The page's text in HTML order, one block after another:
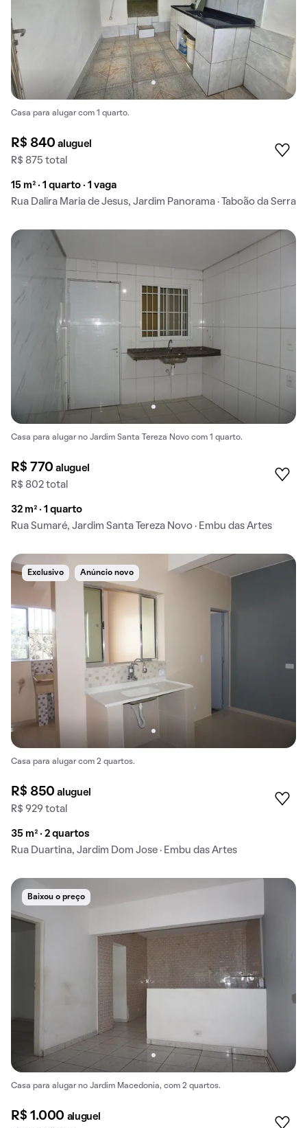
Casa para alugar com 1 quarto.
R$ 840aluguel
R$ 875 total
15 m² · 1 quarto · 1 vaga
Rua Dalira Maria de Jesus, Jardim Panorama · Taboão da Serra
Casa para alugar no Jardim Santa Tereza Novo com 1 quarto.
R$ 770aluguel
R$ 802 total
32 m² · 1 quarto
Rua Sumaré, Jardim Santa Tereza Novo · Embu das Artes
Exclusivo Anúncio novo
Casa para alugar com 2 quartos.
R$ 850aluguel
R$ 929 total
35 m² · 2 quartos
Rua Duartina, Jardim Dom Jose · Embu das Artes
Baixou o preço
Casa para alugar no Jardim Macedonia, com 2 quartos.
R$ 1.000 aluguel